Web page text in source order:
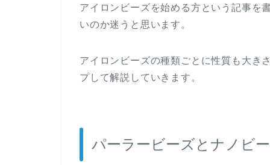
アイロンビーズを始める方という記事を
いのか迷うと思います。
アイロンビーズの種類ごとに性質も大き
プして解説していきます。
パーラービーズとナノビ